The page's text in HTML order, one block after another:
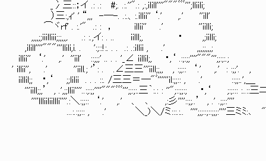
_冫三::；イ .: .: #;. .:.''".: ,:,ilill''''"""ﾞﾞﾞ''';lliili; 【 古代
）三:,ｨ' ' “,,, -―-. .:.、:.illii'' ‘.' ,.' ''ill'
⌒ヾrf' . :.'" .: : ， illii'' .'
,,,,;;iiilliii;;;,,,. .: :.,イ: . .. iilll;, ・ ,;iilli;
,ilill''''"""'''llili,i. . ':;::!:. . . .: .:illii , .' ,,,;;,,,; 【 Ｖ・レ
illii'' ‘.' ,.' ''iil' ::;;;' .. . . '_∠ iillil;, ・,‘ .:;:;;''''"""''';;:;:.;
' illii'', .' ''iill.; '’: . .∠三三'''iill;;,, , :;;:: ‘.' ,.' : :;;'. ,
iillil;; ・,‘ ;;lilii . . . ::. /三三＝―"ﾞ''''''il:;;:: , .' ::;;:.',＿
'''iill;;,’ , .',;;llii''''..:;:;;''''"""ﾞﾞﾞ''';;:;:.三｀:.: : ''";::;;:; ・,‘ ;:;::: :..::
''''llliiliillli''''.:＼:;;:: ‘.' ,.' 、 ､ ,:彡''''::;;..’ , .' .;;::''''
...:.:;;:: , .' ＼_)＼/ミ:::.:.. '''';;;::;::;;;:''''